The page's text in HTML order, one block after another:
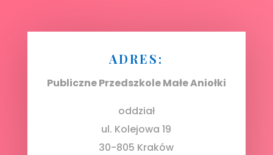
ADRES:
Publiczne Przedszkole Małe Aniołki
oddział
ul. Kolejowa 19
30-805 Kraków